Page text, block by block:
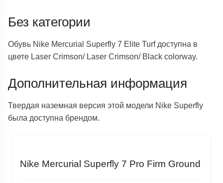
Без категории
Обувь Nike Mercurial Superfly 7 Elite Turf доступна в
цвете Laser Crimson/ Laser Crimson/ Black colorway.
Дополнительная информация
Твердая наземная версия этой модели Nike Superfly
была доступна брендом.
Nike Mercurial Superfly 7 Pro Firm Ground